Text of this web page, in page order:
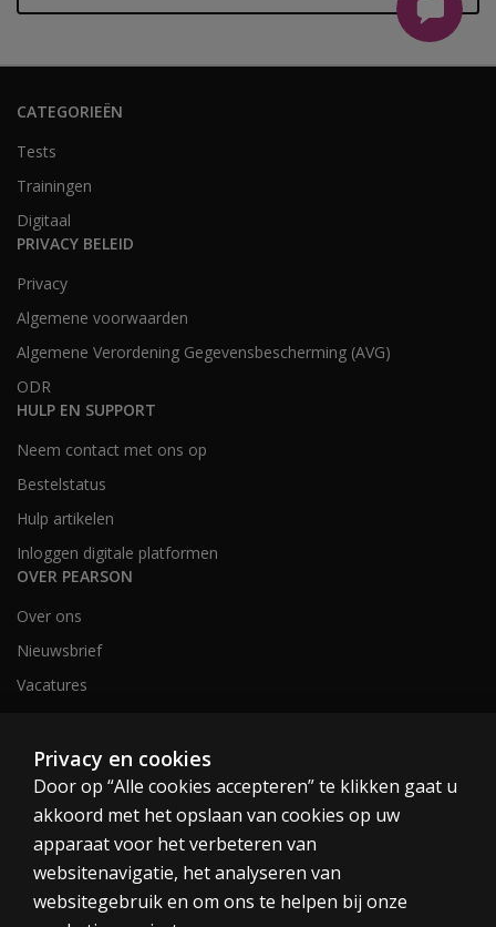
CATEGORIEËN
Tests
Trainingen
Digitaal
PRIVACY BELEID
Privacy
Algemene voorwaarden
Algemene Verordening Gegevensbescherming (AVG)
ODR
HULP EN SUPPORT
Neem contact met ons op
Bestelstatus
Hulp artikelen
Inloggen digitale platformen
OVER PEARSON
Over ons
Nieuwsbrief
Vacatures
Nederland en België
Cookies
Privacy en cookies
Door op “Alle cookies accepteren” te klikken gaat u
akkoord met het opslaan van cookies op uw
apparaat voor het verbeteren van
websitenavigatie, het analyseren van
websitegebruik en om ons te helpen bij onze